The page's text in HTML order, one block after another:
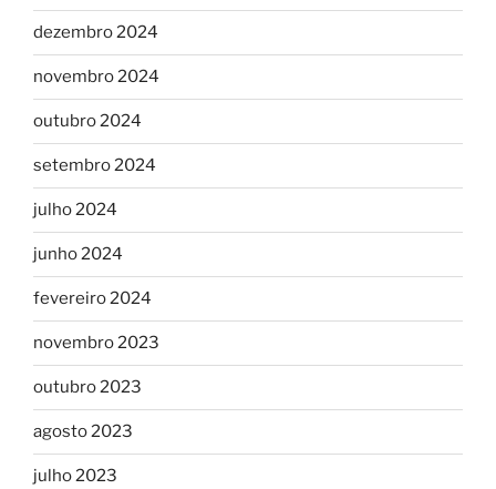
dezembro 2024
novembro 2024
outubro 2024
setembro 2024
julho 2024
junho 2024
fevereiro 2024
novembro 2023
outubro 2023
agosto 2023
julho 2023